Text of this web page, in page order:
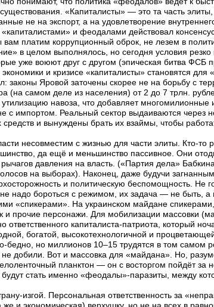
«Капиталисты» — это та часть
не на экспорт, а на удовлетворение
и феодалами действовал
платим коррупционный оброк, не лезем в
в целом выполнялось, но сегодня условия
уже воюют друг с другом (эпическая битва ФСБ
и кризисе «капиталисты» становятся
законы Яровой заточены скорее не на борьбу с
(на самом деле из населения) от 2 до 7 трлн.
навоза, что добавляет
с импортом. Реальный сектор выдаиваются через
и вынуждены брать их взаймы, чтобы
несовместим с жизнью для части элиты. Кто-то
да ещё и меньшинство пассивное. Они
рычагов давления на власть. («Партия дела»
на выборах). Наконец, даже будучи
и политическую беспомощность. Не
надо бороться с режимом, их задача — не быть, а
«спикерами». На украинском майдане
и прочие персонажи. Для мобилизации массовки
ответственного капиталиста-патриота, который
богатой, высокотехнологичной и
бедно, но миллионов 10–15 трудятся в том самом
добили. Вот и массовка для «майдана». Но,
планктон — он с восторгом пойдёт
стать именно «феодалы»-паразиты, между
изгой. Персональная ответственность за